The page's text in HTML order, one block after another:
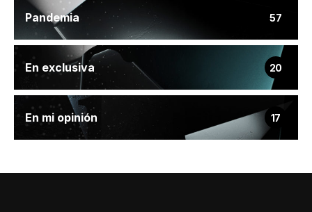
Pandemia 57
En exclusiva 20
En mi opinión 17